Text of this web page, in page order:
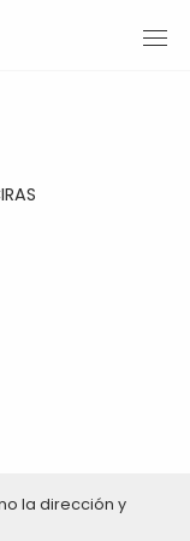
la dirección y